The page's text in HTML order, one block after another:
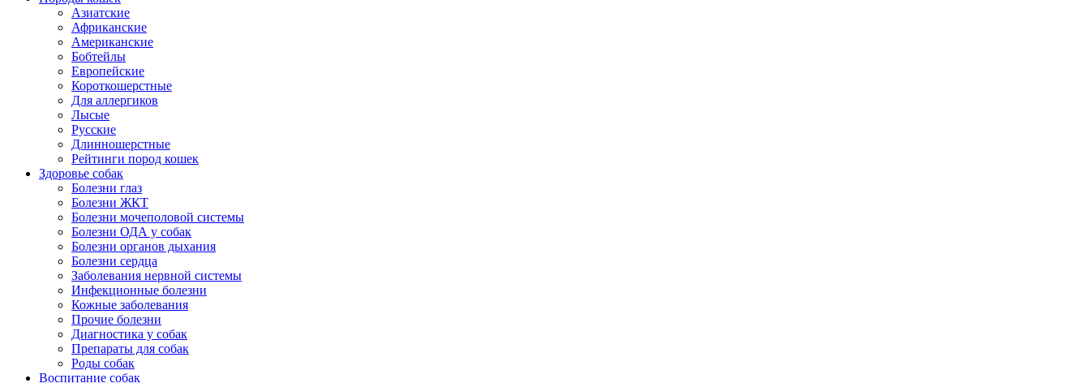
Азиатские
Африканские
Американские
Бобтейлы
Европейские
Короткошерстные
Для аллергиков
Лысые
Русские
Длинношерстные
Рейтинги пород кошек
Здоровье собак
Болезни глаз
Болезни ЖКТ
Болезни мочеполовой системы
Болезни ОДА у собак
Болезни органов дыхания
Болезни сердца
Заболевания нервной системы
Инфекционные болезни
Кожные заболевания
Прочие болезни
Диагностика у собак
Препараты для собак
Роды собак
Воспитание собак